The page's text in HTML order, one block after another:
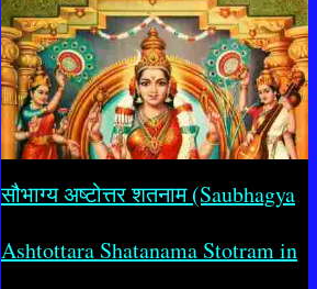
सौभाग्य अष्टोत्तर शतनाम (Saubhagya
Ashtottara Shatanama Stotram in